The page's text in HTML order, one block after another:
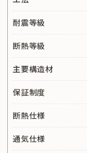
耐震等級
断熱等級
主要構造材
保証制度
断熱仕様
通気仕様